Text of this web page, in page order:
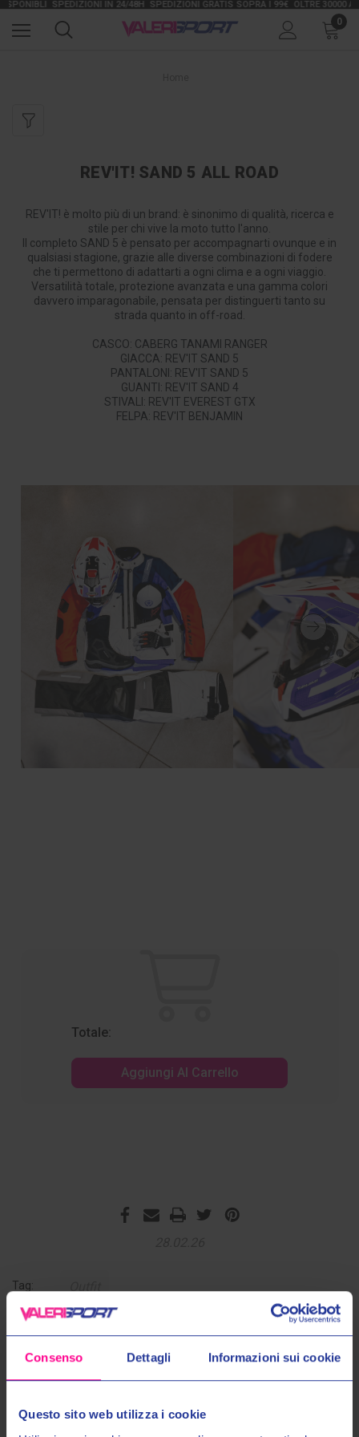
Consenso Dettagli Informazioni sui cookie
Questo sito web utilizza i cookie
SPEDIZIONI IN 24/48HSPEDIZIONI GRATIS SOPRA I 99€OLTRE 30000
0
REV'IT! SAND 5 ALL ROAD
REV'IT! è molto più di un brand: è sinonimo di qualità, ricerca e
stile per chi vive la moto tutto l'anno.
Il completo SAND 5 è pensato per accompagnarti ovunque e in
qualsiasi stagione, grazie alle diverse combinazioni di fodere
che ti permettono di adattarti a ogni clima e a ogni viaggio.
Versatilità totale, protezione avanzata e una gamma colori
davvero imparagonabile, pensata per distinguerti tanto su
strada quanto in off-road.
CASCO: CABERG TANAMI RANGER
GIACCA: REV'IT SAND 5
PANTALONI: REV'IT SAND 5
GUANTI: REV'IT SAND 4
STIVALI: REV'IT EVEREST GTX
FELPA: REV'IT BENJAMIN
Totale:
Aggiungi Al Carrello
Tag: